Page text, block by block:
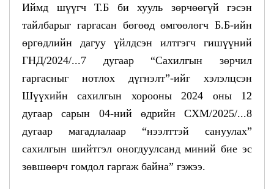
Иймд шүүгч Т.Б би хууль зөрчөөгүй гэсэн
тайлбарыг гаргасан бөгөөд өмгөөлөгч Б.Б-ийн
өргөдлийн дагуу үйлдсэн илтгэгч гишүүний
ГНД/2024/...7 дугаар “Сахилгын зөрчил
гаргасныг нотлох дүгнэлт”-ийг хэлэлцсэн
Шүүхийн сахилгын хорооны 2024 оны 12
дугаар сарын 04-ний өдрийн СХМ/2025/...8
дугаар магадлалаар “нээлттэй сануулах”
сахилгын шийтгэл оногдуулсанд миний бие эс
зөвшөөрч гомдол гаргаж байна” гэжээ.